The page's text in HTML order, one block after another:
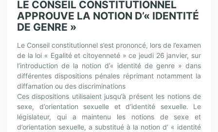
LE CONSEIL CONSTITUTIONNEL
APPROUVE LA NOTION D’« IDENTITÉ
DE GENRE »
Le Conseil constitutionnel s’est prononcé, lors de l’examen
de la loi « Egalité et citoyenneté » ce jeudi 26 janvier, sur
l’introduction de la notion d’« identité de genre » dans
différentes dispositions pénales réprimant notamment la
diffamation ou des discriminations
Ces dispositions utilisaient jusqu’à présent les notions de
sexe, d’orientation sexuelle et d’identité sexuelle. Le
législateur, qui a maintenu les notions de sexe et
d’orientation sexuelle, a substitué à la notion d’ « identité